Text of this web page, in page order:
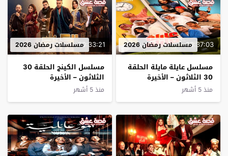
00:37:03مسلسلات رمضان 2026
مسلسل عايلة مايلة الحلقة
30 الثلاثون – الأخيرة
منذ 5 أشهر
00:33:21مسلسلات رمضان 2026
مسلسل الكينج الحلقة 30
الثلاثون – الأخيرة
منذ 5 أشهر